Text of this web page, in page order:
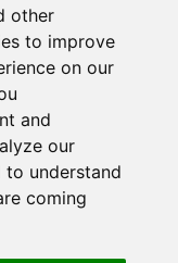
other
to improve
on our
and
our
understand
coming